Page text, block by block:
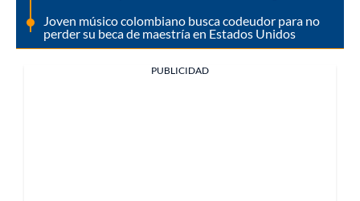
Joven músico colombiano busca codeudor para no
perder su beca de maestría en Estados Unidos
PUBLICIDAD